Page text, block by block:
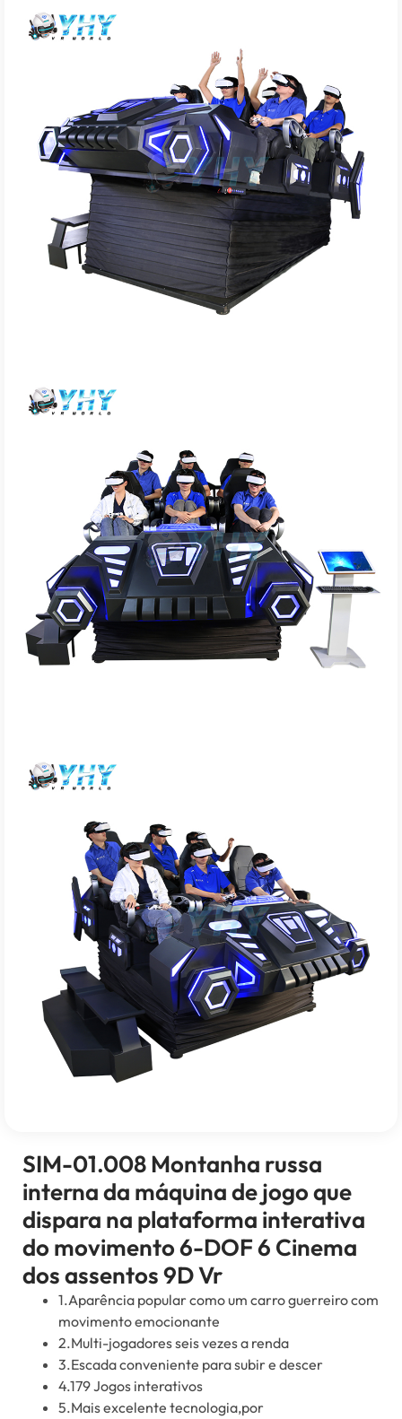
SIM-01.008 Montanha russa
interna da máquina de jogo que
dispara na plataforma interativa
do movimento 6-DOF 6 Cinema
dos assentos 9D Vr
1.Aparência popular como um carro guerreiro com
movimento emocionante
2.Multi-jogadores seis vezes a renda
3.Escada conveniente para subir e descer
4.179 Jogos interativos
5.Mais excelente tecnologia,por